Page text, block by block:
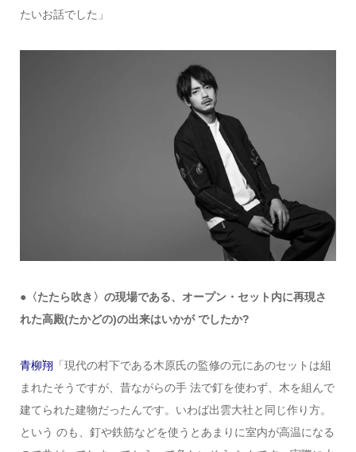
たいお話でした」
●〈たたら吹き〉の現場である、オープン・セット内に再現さ
れた高殿(たかどの)の出来はいかが でしたか?
青柳翔 「現代の村下である木原氏の監修の元にあのセットは組
まれたそうですが、昔ながらの手 法で釘を使わず、木を組んで
建てられた建物だったんです。いわば出雲大社と同じ作り方。
という のも、釘や鉄筋などを使うとあまりに室内が高温になる